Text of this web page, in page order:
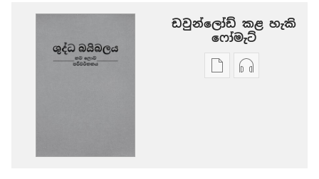
ඩවුන්ලෝඩ් කළ හැකි
‍‍ෆෝමැට්
ප්‍රකාශනඕඩියෝ